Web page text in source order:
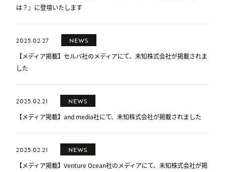
は？』に登壇いたします
2025.02.27 NEWS
【メディア掲載】セルバ社のメディアにて、未知株式会社が掲載されま
した
2025.02.21 NEWS
【メディア掲載】and media社にて、未知株式会社が掲載されました
2025.02.21 NEWS
【メディア掲載】Venture Ocean社のメディアにて、未知株式会社が掲